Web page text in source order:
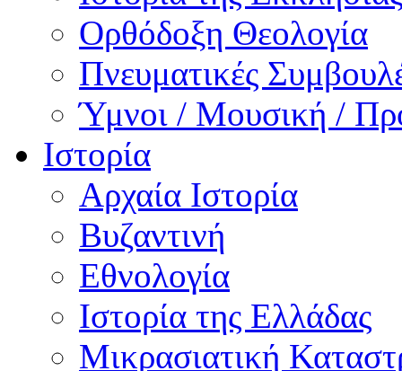
Ορθόδοξη Θεολογία
Πνευματικές
Ύμνοι / Μουσική /
Ιστορία
Αρχαία Ιστορία
Βυζαντινή
Εθνολογία
Ιστορία της Ελλάδας
Μικρασιατική